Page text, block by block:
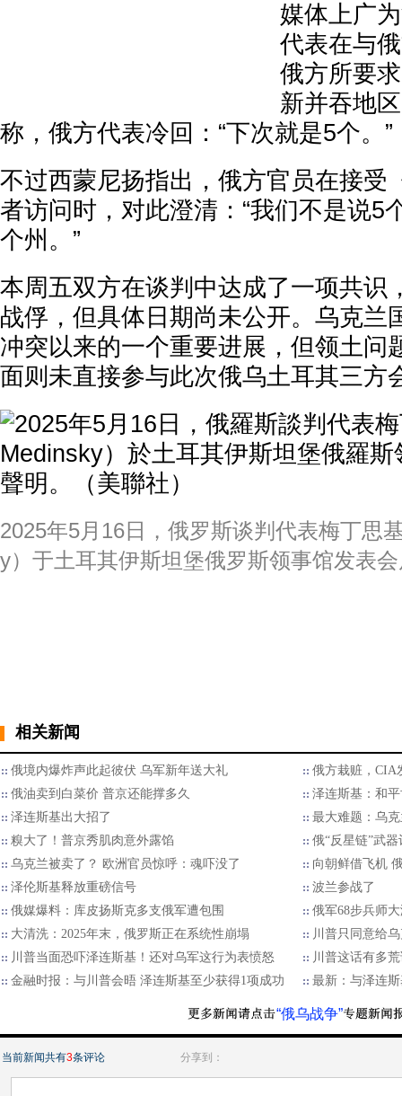
媒体上广
代表在与
俄方所要
新并吞地
称，俄方代表冷回：“下次就是5个。”
不过西蒙尼扬指出，俄方官员在接受
者访问时，对此澄清：“我们不是说5
个州。”
本周五双方在谈判中达成了一项共识
战俘，但具体日期尚未公开。乌克兰
冲突以来的一个重要进展，但领土问
面则未直接参与此次俄乌土耳其三方
2025年5月16日，俄罗斯谈判代表梅丁思
y）于土耳其伊斯坦堡俄罗斯领事馆发表
相关新闻
俄境内爆炸声此起彼伏 乌军新年送大礼
俄方栽赃，CIA
俄油卖到白菜价 普京还能撑多久
泽连斯基：和
泽连斯基出大招了
最大难题：乌
糗大了！普京秀肌肉意外露馅
俄“反星链”武
乌克兰被卖了？ 欧洲官员惊呼：魂吓没了
向朝鲜借飞机
泽伦斯基释放重磅信号
波兰参战了
俄媒爆料：库皮扬斯克多支俄军遭包围
俄军68步兵师
大清洗：2025年末，俄罗斯正在系统性崩塌
川普只同意给
川普当面恐吓泽连斯基！还对乌军这行为表愤怒
川普这话有多
金融时报：与川普会晤 泽连斯基至少获得1项成功
最新：与泽连
“俄乌战争”
当前新闻共有3条评论 分享到：